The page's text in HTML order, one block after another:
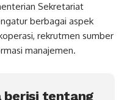
Sekretariat
berbagai aspek
rekrutmen sumber
manajemen.
berisi tentang